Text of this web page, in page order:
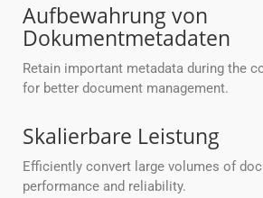
Aufbewahrung von
Dokumentmetadaten
Retain important metadata during the
for better document management.
Skalierbare Leistung
Efficiently convert large volumes of
performance and reliability.